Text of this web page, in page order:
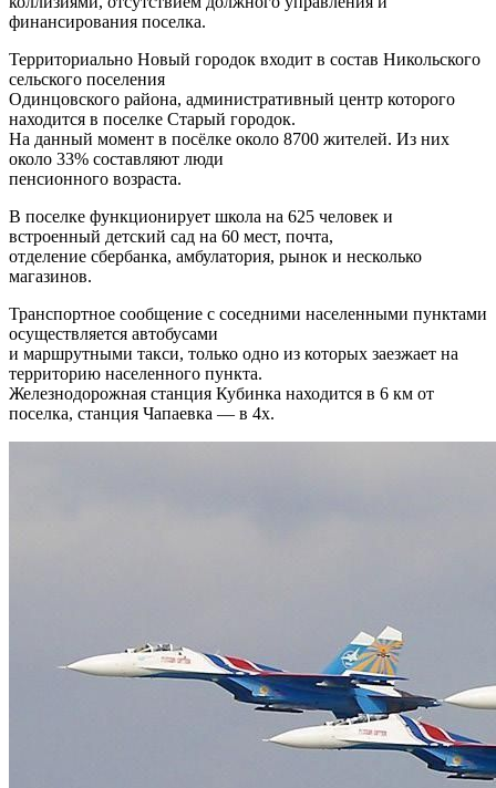
финансирования поселка.
Территориально Новый городок входит в состав Никольского
сельского поселения
Одинцовского района, административный центр которого
находится в поселке Старый городок.
На данный момент в посёлке около 8700 жителей. Из них
около 33% составляют люди
пенсионного возраста.
В поселке функционирует школа на 625 человек и
встроенный детский сад на 60 мест, почта,
отделение сбербанка, амбулатория, рынок и несколько
магазинов.
Транспортное сообщение с соседними населенными пунктами
осуществляется автобусами
и маршрутными такси, только одно из которых заезжает на
территорию населенного пункта.
Железнодорожная станция Кубинка находится в 6 км от
поселка, станция Чапаевка — в 4х.